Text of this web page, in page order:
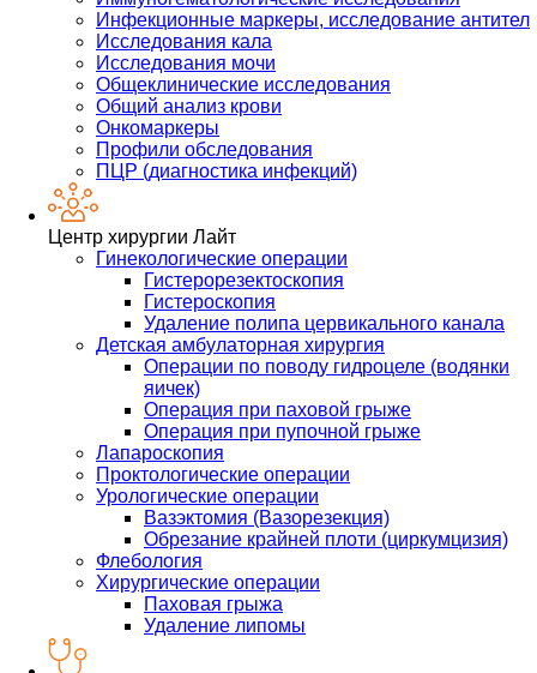
Инфекционные маркеры, исследование антител
Исследования кала
Исследования мочи
Общеклинические исследования
Общий анализ крови
Онкомаркеры
Профили обследования
ПЦР (диагностика инфекций)
Центр хирургии Лайт
Гинекологические операции
Гистерорезектоскопия
Гистероскопия
Удаление полипа цервикального канала
Детская амбулаторная хирургия
Операции по поводу гидроцеле (водянки
яичек)
Операция при паховой грыже
Операция при пупочной грыже
Лапароскопия
Проктологические операции
Урологические операции
Вазэктомия (Вазорезекция)
Обрезание крайней плоти (циркумцизия)
Флебология
Хирургические операции
Паховая грыжа
Удаление липомы